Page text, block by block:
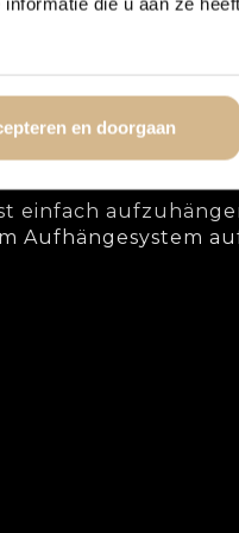
die u aan ze heeft
en doorgaan
Look.
rahmt das
Effekt, ohne
Rahmen kommt das
und
einfach
Aufhängesystem